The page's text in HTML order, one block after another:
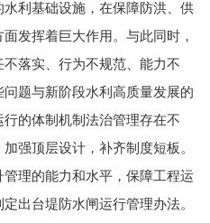
利基础设施，在保障防洪、供
发挥着巨大作用。与此同时，
落实、行为不规范、能力不
题与新阶段水利高质量发展的
的体制机制法治管理存在不
强顶层设计，补齐制度短板。
理的能力和水平，保障工程运
出台堤防水闸运行管理办法。